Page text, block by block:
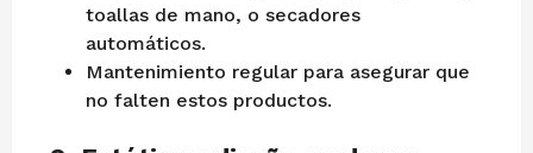
toallas de mano, o secadores
automáticos.
Mantenimiento regular para asegurar que
no falten estos productos.